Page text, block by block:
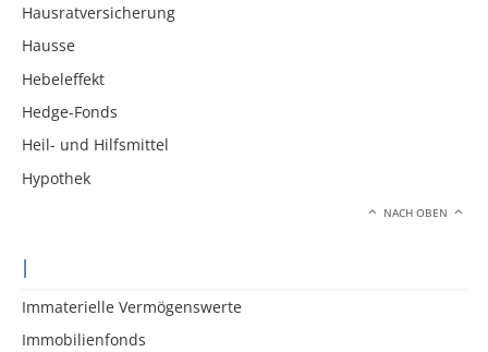
Hausratversicherung
Hausse
Hebeleffekt
Hedge-Fonds
Heil- und Hilfsmittel
Hypothek
NACH OBEN
I
Immaterielle Vermögenswerte
Immobilienfonds